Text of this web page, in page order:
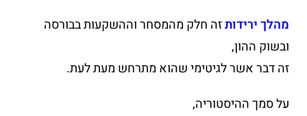
מהלך ירידותזה חלק מהמסחר וההשקעות בבורסה
ובשוק ההון,
זה דבר אשר לגיטימי שהוא מתרחש מעת לעת.
על סמך ההיסטוריה,